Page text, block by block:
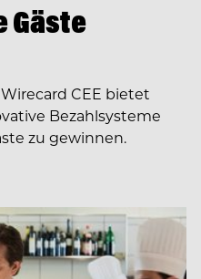
Gäste
CEE bietet
Bezahlsysteme
zu gewinnen.